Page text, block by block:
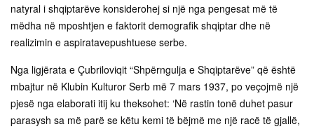
natyral i shqiptarëve konsiderohej si një nga pengesat më të
mëdha në mposhtjen e faktorit demografik shqiptar dhe në
realizimin e aspiratavepushtuese serbe.
Nga ligjërata e Çubriloviqit “Shpërngulja e Shqiptarëve” që është
mbajtur në Klubin Kulturor Serb më 7 mars 1937, po veçojmë një
pjesë nga elaborati itij ku theksohet: ‘Në rastin tonë duhet pasur
parasysh sa më parë se këtu kemi të bëjmë me një racë të gjallë,